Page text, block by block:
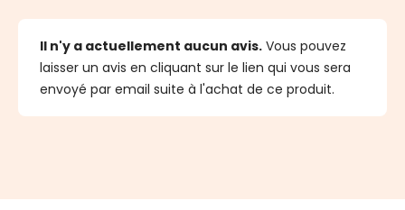
Il n'y a actuellement aucun avis. Vous pouvez
laisser un avis en cliquant sur le lien qui vous sera
envoyé par email suite à l'achat de ce produit.